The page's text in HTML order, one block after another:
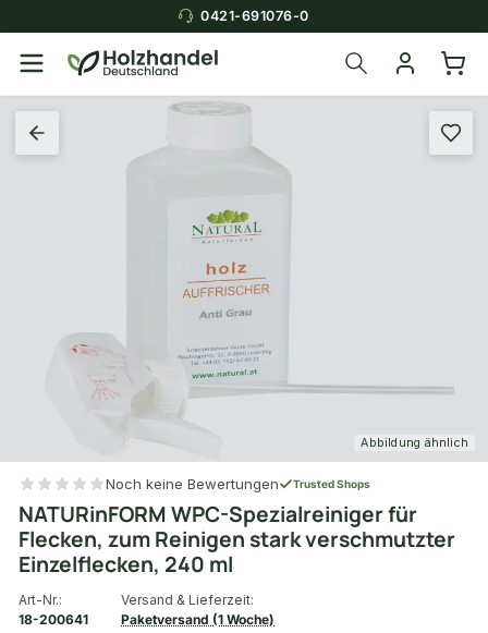
0421-691076-0
Abbildung ähnlich
Noch keine Bewertungen Trusted Shops
NATURinFORM WPC-Spezialreiniger für
Flecken, zum Reinigen stark verschmutzter
Einzelflecken, 240 ml
Art-Nr.:
18-200641
Versand & Lieferzeit:
Paketversand (1 Woche)